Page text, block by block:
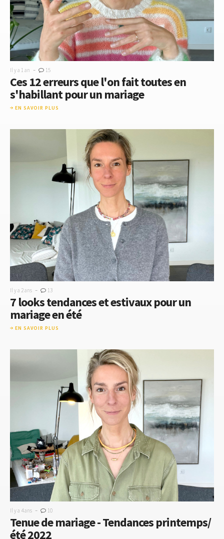
Il y a 1 an - 15
Ces 12 erreurs que l'on fait toutes en
s'habillant pour un mariage
EN SAVOIR PLUS
Il y a 2 ans - 13
7 looks tendances et estivaux pour un
mariage en été
EN SAVOIR PLUS
Il y a 4 ans - 10
Tenue de mariage - Tendances printemps/
été 2022